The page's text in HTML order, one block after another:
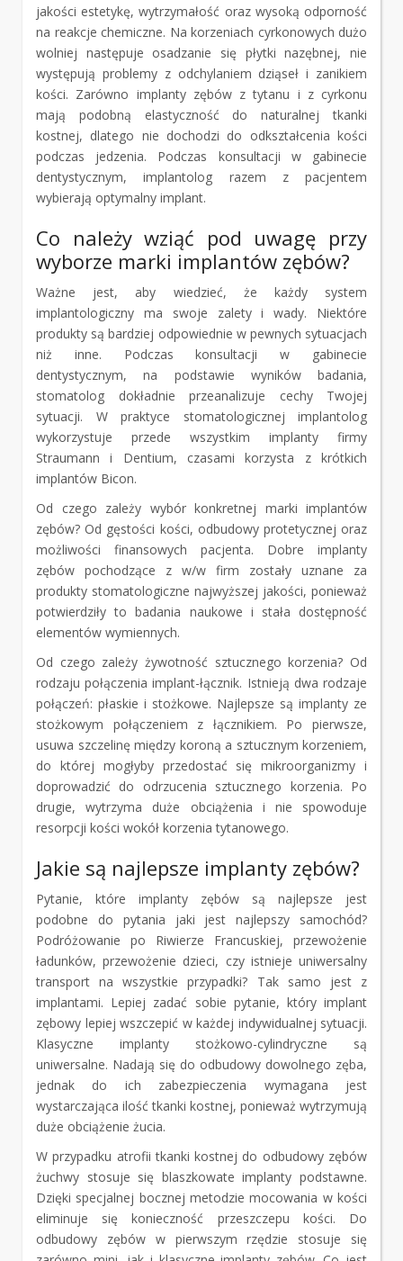
jakości estetykę, wytrzymałość oraz wysoką odporność
na reakcje chemiczne. Na korzeniach cyrkonowych dużo
wolniej następuje osadzanie się płytki nazębnej, nie
występują problemy z odchylaniem dziąseł i zanikiem
kości. Zarówno implanty zębów z tytanu i z cyrkonu
mają podobną elastyczność do naturalnej tkanki
kostnej, dlatego nie dochodzi do odkształcenia kości
podczas jedzenia. Podczas konsultacji w gabinecie
dentystycznym, implantolog razem z pacjentem
wybierają optymalny implant.
Co należy wziąć pod uwagę przy
wyborze marki implantów zębów?
Ważne jest, aby wiedzieć, że każdy system
implantologiczny ma swoje zalety i wady. Niektóre
produkty są bardziej odpowiednie w pewnych sytuacjach
niż inne. Podczas konsultacji w gabinecie
dentystycznym, na podstawie wyników badania,
stomatolog dokładnie przeanalizuje cechy Twojej
sytuacji. W praktyce stomatologicznej implantolog
wykorzystuje przede wszystkim implanty firmy
Straumann i Dentium, czasami korzysta z krótkich
implantów Bicon.
Od czego zależy wybór konkretnej marki implantów
zębów? Od gęstości kości, odbudowy protetycznej oraz
możliwości finansowych pacjenta. Dobre implanty
zębów pochodzące z w/w firm zostały uznane za
produkty stomatologiczne najwyższej jakości, ponieważ
potwierdziły to badania naukowe i stała dostępność
elementów wymiennych.
Od czego zależy żywotność sztucznego korzenia? Od
rodzaju połączenia implant-łącznik. Istnieją dwa rodzaje
połączeń: płaskie i stożkowe. Najlepsze są implanty ze
stożkowym połączeniem z łącznikiem. Po pierwsze,
usuwa szczelinę między koroną a sztucznym korzeniem,
do której mogłyby przedostać się mikroorganizmy i
doprowadzić do odrzucenia sztucznego korzenia. Po
drugie, wytrzyma duże obciążenia i nie spowoduje
resorpcji kości wokół korzenia tytanowego.
Jakie są najlepsze implanty zębów?
Pytanie, które implanty zębów są najlepsze jest
podobne do pytania jaki jest najlepszy samochód?
Podróżowanie po Riwierze Francuskiej, przewożenie
ładunków, przewożenie dzieci, czy istnieje uniwersalny
transport na wszystkie przypadki? Tak samo jest z
implantami. Lepiej zadać sobie pytanie, który implant
zębowy lepiej wszczepić w każdej indywidualnej sytuacji.
Klasyczne implanty stożkowo-cylindryczne są
uniwersalne. Nadają się do odbudowy dowolnego zęba,
jednak do ich zabezpieczenia wymagana jest
wystarczająca ilość tkanki kostnej, ponieważ wytrzymują
duże obciążenie żucia.
W przypadku atrofii tkanki kostnej do odbudowy zębów
żuchwy stosuje się blaszkowate implanty podstawne.
Dzięki specjalnej bocznej metodzie mocowania w kości
eliminuje się konieczność przeszczepu kości. Do
odbudowy zębów w pierwszym rzędzie stosuje się